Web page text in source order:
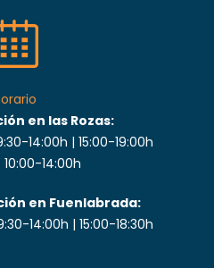
en las Rozas:
14:00h | 15:00-19:00h
14:00h
en Fuenlabrada:
14:00h | 15:00-18:30h